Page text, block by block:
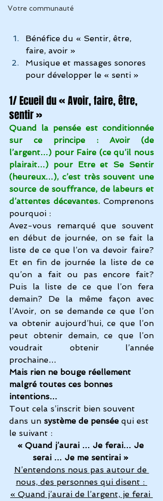
Votre communauté
Bénéfice du « Sentir, être,
faire, avoir »
Musique et massages sonores
pour développer le « senti »
1/ Ecueil du « Avoir, faire, être,
sentir »
Quand la pensée est conditionnée
sur ce principe : Avoir (de
l’argent…) pour Faire (ce qu’il nous
plairait…) pour Etre et Se Sentir
(heureux…), c’est très souvent une
source de souffrance, de labeurs et
d’attentes décevantes. Comprenons
pourquoi :
Avez-vous remarqué que souvent
en début de journée, on se fait la
liste de ce que l’on va devoir faire?
Et en fin de journée la liste de ce
qu’on a fait ou pas encore fait?
Puis la liste de ce que l’on fera
demain? De la même façon avec
l’Avoir, on se demande ce que l’on
va obtenir aujourd’hui, ce que l’on
peut obtenir demain, ce que l’on
voudrait obtenir l’année
prochaine…
Mais rien ne bouge réellement
malgré toutes ces bonnes
intentions…
Tout cela s’inscrit bien souvent
dans un système de pensée qui est
le suivant :
« Quand j’aurai … Je ferai… Je
serai … Je me sentirai »
N’entendons nous pas autour de
nous, des personnes qui disent :
« Quand j’aurai de l’argent, je ferai